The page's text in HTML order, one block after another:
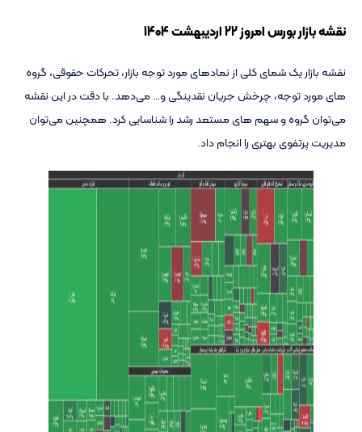
نقشه بازار بورس امروز 22 اردیبهشت 1404
نقشه بازار یک شمای کلی از نمادهای مورد توجه بازار، تحرکات حقوقی، گروه
های مورد توجه، چرخش جریان نقدینگی و… می‌دهد. با دقت در این نقشه
می‌توان گروه و سهم های مستعد رشد را شناسایی کرد. همچنین می‌توان
مدیریت پرتفوی بهتری را انجام داد.